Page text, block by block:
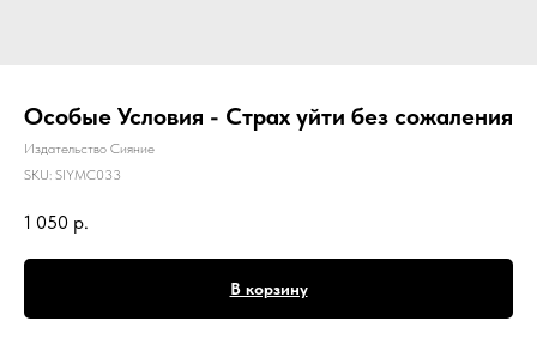
Особые Условия - Страх уйти без сожаления
Издательство Сияние
SKU: SIYMC033
1 050 р.
В корзину